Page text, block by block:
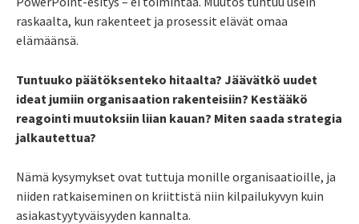
raskaalta, kun rakenteet ja prosessit elävät omaa
elämäänsä.
Tuntuuko päätöksenteko hitaalta? Jäävätkö uudet
ideat jumiin organisaation rakenteisiin? Kestääkö
reagointi muutoksiin liian kauan? Miten saada strategia
jalkautettua?
Nämä kysymykset ovat tuttuja monille organisaatioille, ja
niiden ratkaiseminen on kriittistä niin kilpailukyvyn kuin
asiakastyytyväisyyden kannalta.